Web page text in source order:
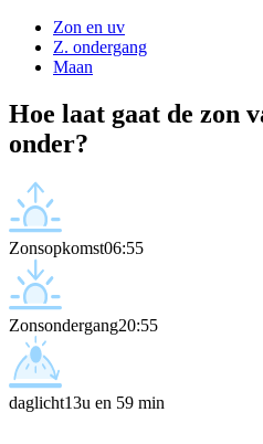
Zon en uv
Z. ondergang
Maan
Hoe laat gaat de zon
onder?
Zonsopkomst06:55
Zonsondergang20:55
daglicht13u en 59 min